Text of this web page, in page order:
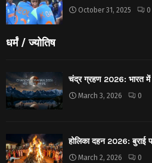
October 31, 2025 0
धर्मं / ज्योतिष
चंद्र ग्रहण 2026: भारत में
March 3, 2026 0
होलिका दहन 2026: बुराई
March 2, 2026 0